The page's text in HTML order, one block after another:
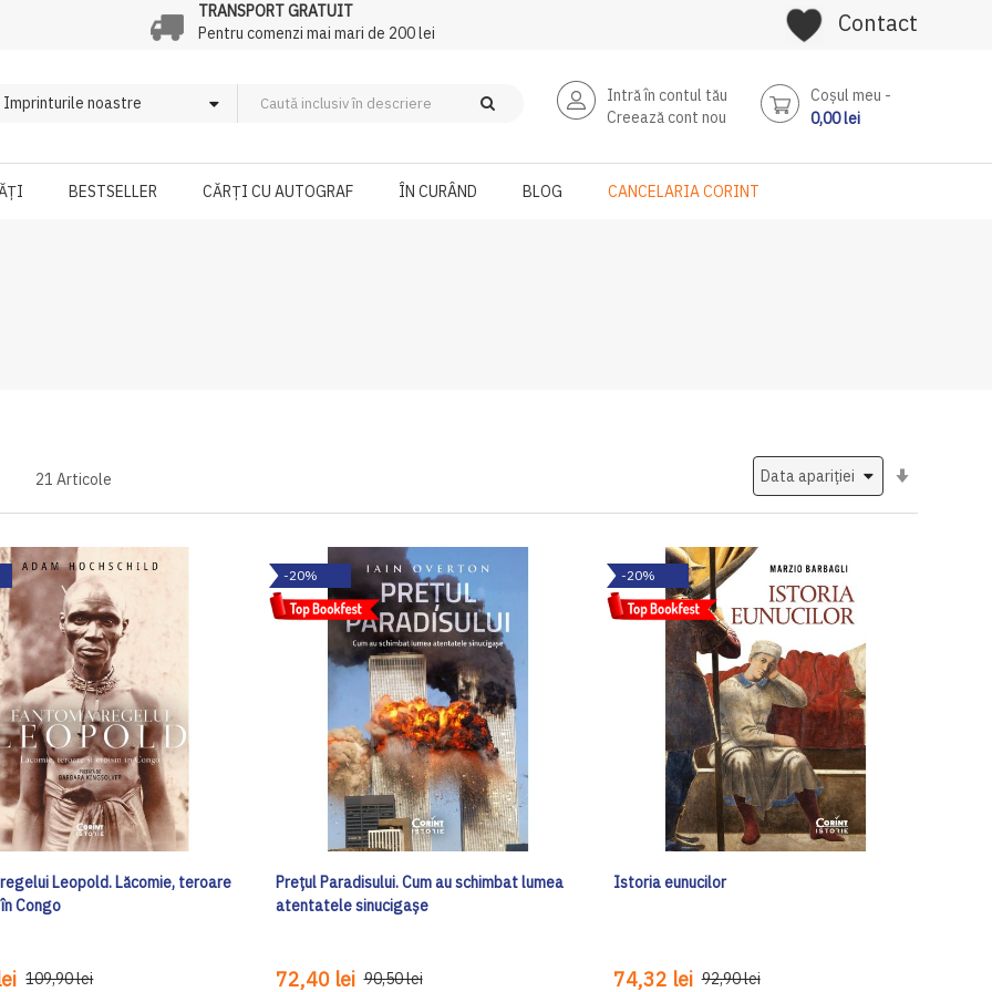
TRANSPORT GRATUIT
Pentru comenzi mai mari de 200 lei
Contact
Intră în contul tău
Creează cont nou
Coşul meu
0,00 lei
BESTSELLER CĂRȚI CU AUTOGRAF ÎN CURÂND BLOG CANCELARIA CORINT
21 Articole
Leopold. Lăcomie, teroare
Congo
109,90 lei
-20%
Prețul Paradisului. Cum au schimbat lumea
atentatele sinucigașe
72,40 lei 90,50 lei
-20%
Istoria eunucilor
74,32 lei 92,90 lei